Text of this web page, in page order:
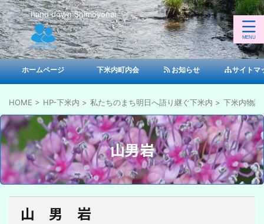
hand down Shimoyonai
ホームページ 下米内町内会 お知らせ サイトマ
HOME > HP-下米内 > 私たちのまち明日へ語り継ぐ下米内 > 下米内物語
山男岩
山 男 岩